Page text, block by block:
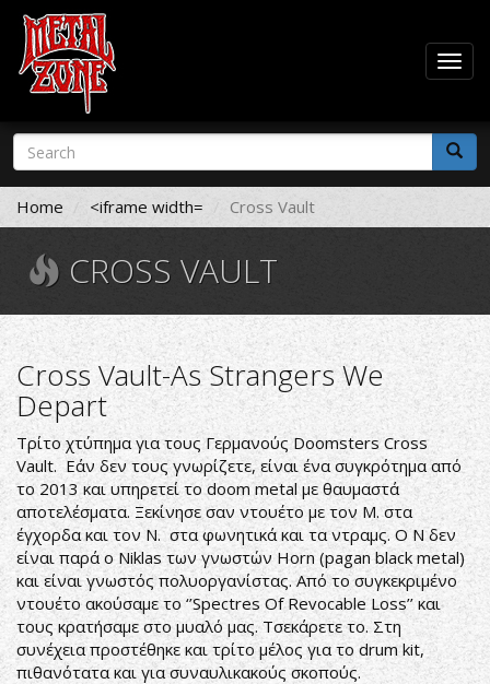
Skip
main
content
Search
form
Search
Home <iframe width= Cross Vault
CROSS VAULT
Cross Vault-As Strangers We
Depart
Τρίτο χτύπημα για τους Γερμανούς Doomsters Cross
Vault. Εάν δεν τους γνωρίζετε, είναι ένα συγκρότημα από
το 2013 και υπηρετεί το doom metal με θαυμαστά
αποτελέσματα. Ξεκίνησε σαν ντουέτο με τον M. στα
έγχορδα και τον N. στα φωνητικά και τα ντραμς. Ο N δεν
είναι παρά ο Niklas των γνωστών Horn (pagan black metal)
και είναι γνωστός πολυοργανίστας. Από το συγκεκριμένο
ντουέτο ακούσαμε το ‘’Spectres Of Revocable Loss’’ και
τους κρατήσαμε στο μυαλό μας. Τσεκάρετε το. Στη
συνέχεια προστέθηκε και τρίτο μέλος για το drum kit,
πιθανότατα και για συναυλικακούς σκοπούς.